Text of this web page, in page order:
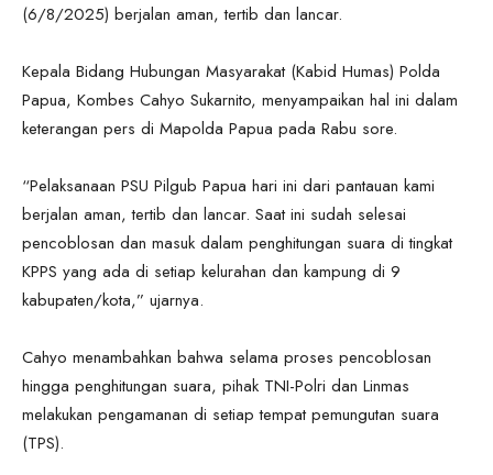
(6/8/2025) berjalan aman, tertib dan lancar.
Kepala Bidang Hubungan Masyarakat (Kabid Humas) Polda
Papua, Kombes Cahyo Sukarnito, menyampaikan hal ini dalam
keterangan pers di Mapolda Papua pada Rabu sore.
“Pelaksanaan PSU Pilgub Papua hari ini dari pantauan kami
berjalan aman, tertib dan lancar. Saat ini sudah selesai
pencoblosan dan masuk dalam penghitungan suara di tingkat
KPPS yang ada di setiap kelurahan dan kampung di 9
kabupaten/kota,” ujarnya.
Cahyo menambahkan bahwa selama proses pencoblosan
hingga penghitungan suara, pihak TNI-Polri dan Linmas
melakukan pengamanan di setiap tempat pemungutan suara
(TPS).